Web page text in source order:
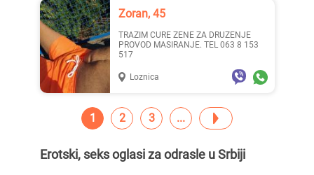
Zoran, 45
TRAZIM CURE ZENE ZA DRUZENJE
PROVOD MASIRANJE. TEL 063 8 153
517
Loznica
1 2 3
Erotski, seks oglasi za odrasle u Srbiji